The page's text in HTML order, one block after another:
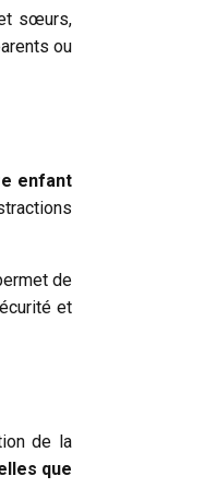
sœurs,
ou
enfant
de
et
de la
que